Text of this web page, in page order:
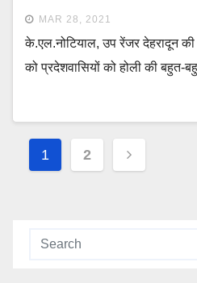
MAR 28, 2021
के.एल.नोटियाल, उप रेंजर देहरादून
को प्रदेशवासियों को होली की बहुत-
Posts
navigation
1 2